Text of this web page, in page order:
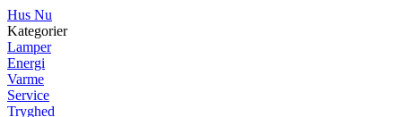
Hus Nu
Kategorier
Lamper
Energi
Varme
Service
Tryghed